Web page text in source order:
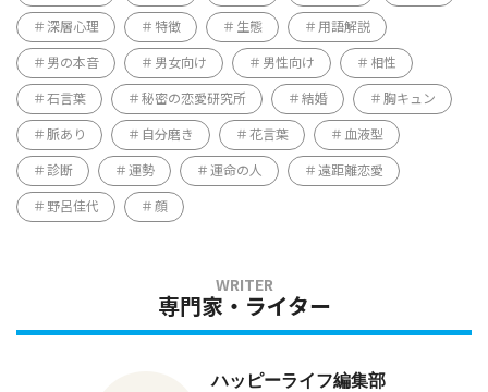
深層心理 特徴 生態 用語解説
男の本音 男女向け 男性向け 相性
石言葉 秘密の恋愛研究所 結婚 胸キュン
脈あり 自分磨き 花言葉 血液型
診断 運勢 運命の人 遠距離恋愛
野呂佳代 顔
専門家・ライター
ハッピーライフ編集部